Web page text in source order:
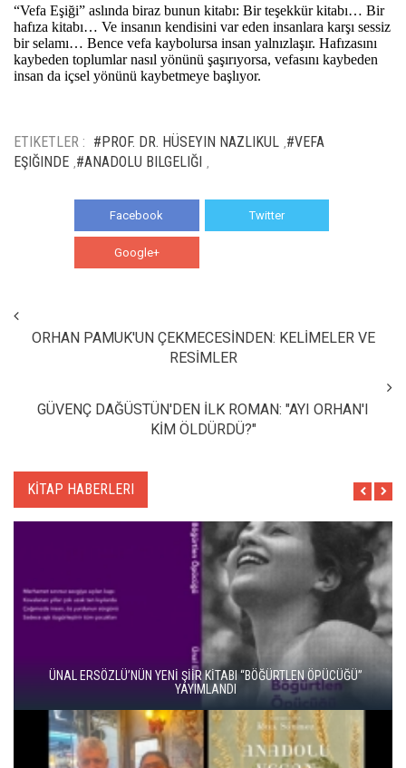
“Vefa Eşiği” aslında biraz bunun kitabı: Bir teşekkür kitabı… Bir
hafıza kitabı… Ve insanın kendisini var eden insanlara karşı sessiz
bir selamı… Bence vefa kaybolursa insan yalnızlaşır. Hafızasını
kaybeden toplumlar nasıl yönünü şaşırıyorsa, vefasını kaybeden
insan da içsel yönünü kaybetmeye başlıyor.
ETIKETLER : #PROF. DR. HÜSEYIN NAZLIKUL #VEFA
EŞIĞINDE #ANADOLU BILGELIĞI
Facebook Twitter
Google+
ORHAN PAMUK'UN ÇEKMECESİNDEN: KELİMELER VE
RESİMLER
GÜVENÇ DAĞÜSTÜN'DEN İLK ROMAN: "AYI ORHAN'I
KİM ÖLDÜRDÜ?"
KİTAP HABERLERI
ÜNAL ERSÖZLÜ’NÜN YENİ ŞİİR KİTABI “BÖĞÜRTLEN ÖPÜCÜĞÜ”
YAYIMLANDI